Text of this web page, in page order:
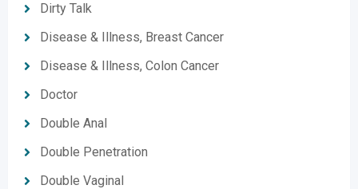
Dirty Talk
Disease & Illness, Breast Cancer
Disease & Illness, Colon Cancer
Doctor
Double Anal
Double Penetration
Double Vaginal